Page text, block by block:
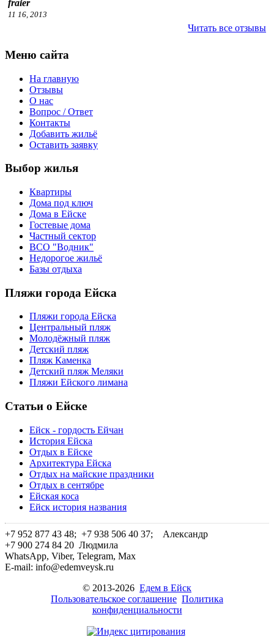
fraier
11 16, 2013
Читать все отзывы
Меню сайта
На главную
Отзывы
О нас
Вопрос / Ответ
Контакты
Добавить жильё
Оставить заявку
Выбор жилья
Квартиры
Дома под ключ
Дома в Ейске
Гостевые дома
Частный сектор
ВСО "Водник"
Недорогое жильё
Базы отдыха
Пляжи города Ейска
Пляжи города Ейска
Центральный пляж
Молодёжный пляж
Детский пляж
Пляж Каменка
Детский пляж Меляки
Пляжи Ейского лимана
Статьи о Ейске
Ейск - гордость Ейчан
История Ейска
Отдых в Ейске
Архитектура Ейска
Отдых на майские праздники
Отдых в сентябре
Ейская коса
Ейск история названия
+7 952 877 43 48; +7 938 506 40 37; Александр
+7 900 274 84 20 Людмила
WhatsApp, Viber, Telegram, Max
E-mail: info@edemveysk.ru
© 2013-2026 Едем в Ейск
Пользовательское соглашение Политика
конфиденциальности